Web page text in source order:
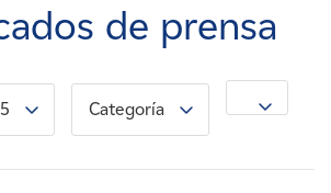
de prensa
Categoría